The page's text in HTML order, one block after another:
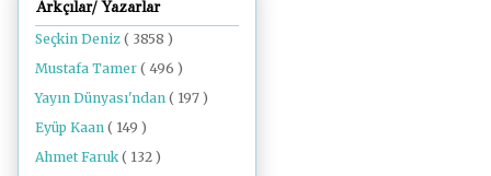
Arkçılar/ Yazarlar
Seçkin Deniz ( 3858 )
Mustafa Tamer ( 496 )
Yayın Dünyası'ndan ( 197 )
Eyüp Kaan ( 149 )
Ahmet Faruk ( 132 )